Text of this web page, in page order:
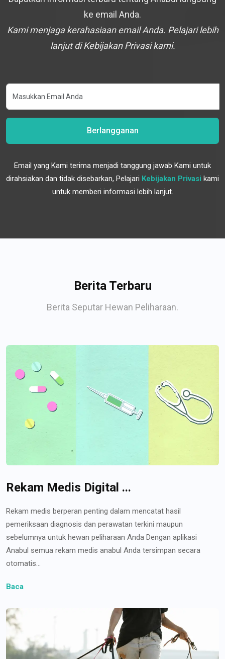
ke email Anda.
Kami menjaga kerahasiaan email Anda. Pelajari lebih
lanjut di Kebijakan Privasi kami.
Berlangganan
Email yang Kami terima menjadi tanggung jawab Kami untuk
dirahsiakan dan tidak disebarkan, Pelajari Kebijakan Privasi kami
untuk memberi informasi lebih lanjut.
Berita Terbaru
Berita Seputar Hewan Peliharaan.
Rekam Medis Digital ...
Rekam medis berperan penting dalam mencatat hasil
pemeriksaan diagnosis dan perawatan terkini maupun
sebelumnya untuk hewan peliharaan Anda Dengan aplikasi
Anabul semua rekam medis anabul Anda tersimpan secara
otomatis...
Baca